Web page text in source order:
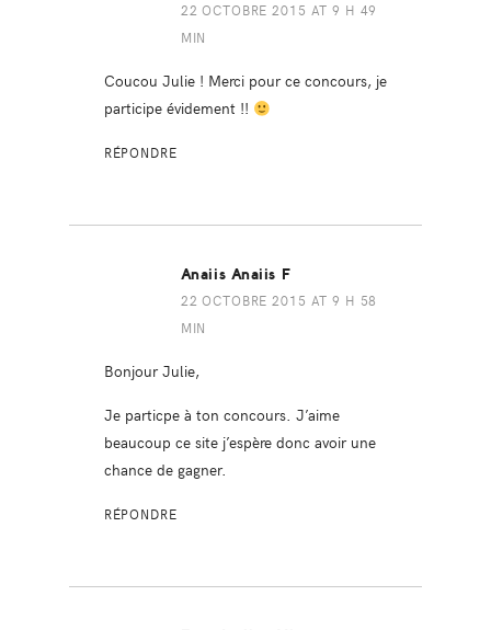
22 OCTOBRE 2015 AT 9 H 49
MIN
Coucou Julie ! Merci pour ce concours, je
participe évidement !!
RÉPONDRE
Anaiis Anaiis F
22 OCTOBRE 2015 AT 9 H 58
MIN
Bonjour Julie,
Je particpe à ton concours. J’aime
beaucoup ce site j’espère donc avoir une
chance de gagner.
RÉPONDRE